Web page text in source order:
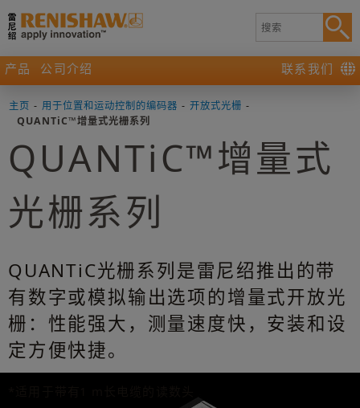
产品 公司介绍 联系我们
主页 - 用于位置和运动控制的编码器 - 开放式光栅 -
QUANTiC™增量式光栅系列
QUANTiC™增量式
光栅系列
QUANTiC光栅系列是雷尼绍推出的带
有数字或模拟输出选项的增量式开放光
栅：性能强大，测量速度快，安装和设
定方便快捷。